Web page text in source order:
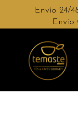
Envío 24/